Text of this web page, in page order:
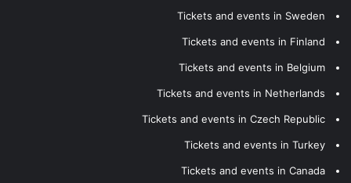
Tickets and events in Sweden
Tickets and events in Finland
Tickets and events in Belgium
Tickets and events in Netherlands
Tickets and events in Czech Republic
Tickets and events in Turkey
Tickets and events in Canada